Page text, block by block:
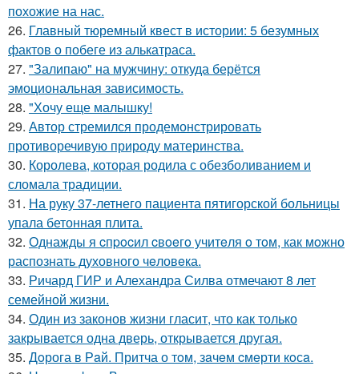
похожие на нас.
26. Главный тюремный квест в истории: 5 безумных
фактов о побеге из алькатраса.
27. "Залипаю" на мужчину: откуда берётся
эмоциональная зависимость.
28. "Хочу еще малышку!
29. Автор стремился продемонстрировать
противоречивую природу материнства.
30. Королева, которая родила с обезболиванием и
сломала традиции.
31. На руку 37-летнего пациента пятигорской больницы
упала бетонная плита.
32. Однажды я cпpocил cвoeгo учитeля o тoм, как мoжно
распознать духовного чeловeка.
33. Ричард ГИР и Алехандра Силва отмечают 8 лет
семейной жизни.
34. Один из законов жизни гласит, что как только
закрывается одна дверь, открывается другая.
35. Дoрога в Рaй. Притча о тoм, зaчeм cмeрти кoсa.